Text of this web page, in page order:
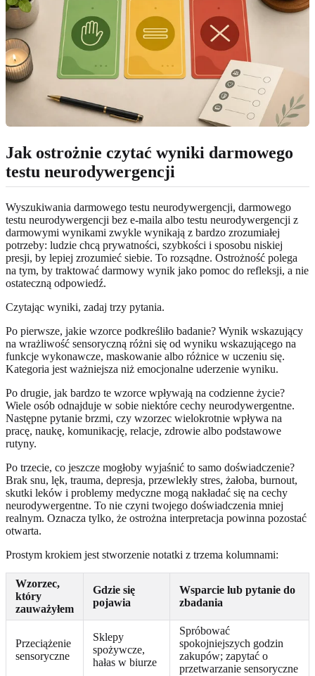
Jak ostrożnie czytać wyniki darmowego
testu neurodywergencji
Wyszukiwania darmowego testu neurodywergencji, darmowego
testu neurodywergencji bez e-maila albo testu neurodywergencji z
darmowymi wynikami zwykle wynikają z bardzo zrozumiałej
potrzeby: ludzie chcą prywatności, szybkości i sposobu niskiej
presji, by lepiej zrozumieć siebie. To rozsądne. Ostrożność polega
na tym, by traktować darmowy wynik jako pomoc do refleksji, a nie
ostateczną odpowiedź.
Czytając wyniki, zadaj trzy pytania.
Po pierwsze, jakie wzorce podkreśliło badanie? Wynik wskazujący
na wrażliwość sensoryczną różni się od wyniku wskazującego na
funkcje wykonawcze, maskowanie albo różnice w uczeniu się.
Kategoria jest ważniejsza niż emocjonalne uderzenie wyniku.
Po drugie, jak bardzo te wzorce wpływają na codzienne życie?
Wiele osób odnajduje w sobie niektóre cechy neurodywergentne.
Następne pytanie brzmi, czy wzorzec wielokrotnie wpływa na
pracę, naukę, komunikację, relacje, zdrowie albo podstawowe
rutyny.
Po trzecie, co jeszcze mogłoby wyjaśnić to samo doświadczenie?
Brak snu, lęk, trauma, depresja, przewlekły stres, żałoba, burnout,
skutki leków i problemy medyczne mogą nakładać się na cechy
neurodywergentne. To nie czyni twojego doświadczenia mniej
realnym. Oznacza tylko, że ostrożna interpretacja powinna pozostać
otwarta.
Prostym krokiem jest stworzenie notatki z trzema kolumnami:
Wzorzec,
który
zauważyłem
Gdzie się
pojawia
Wsparcie lub pytanie do
zbadania
Przeciążenie
sensoryczne
Sklepy
spożywcze,
hałas w biurze
Spróbować
spokojniejszych godzin
zakupów; zapytać o
przetwarzanie sensoryczne